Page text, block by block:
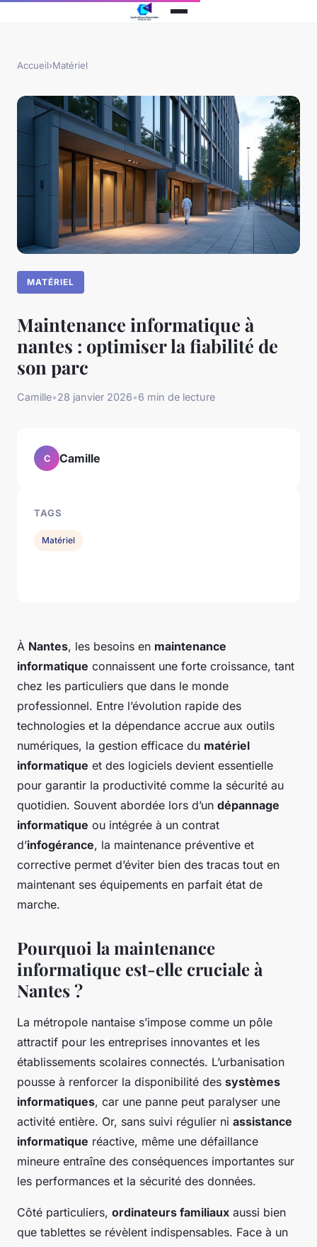
Accueil›Matériel
MATÉRIEL
Maintenance informatique à
nantes : optimiser la fiabilité de
son parc
Camille•28 janvier 2026•6 min de lecture
À Nantes, les besoins en maintenance
informatique connaissent une forte croissance, tant
chez les particuliers que dans le monde
professionnel. Entre l’évolution rapide des
technologies et la dépendance accrue aux outils
numériques, la gestion efficace du matériel
informatique et des logiciels devient essentielle
pour garantir la productivité comme la sécurité au
quotidien. Souvent abordée lors d’un dépannage
informatique ou intégrée à un contrat
d’infogérance, la maintenance préventive et
corrective permet d’éviter bien des tracas tout en
maintenant ses équipements en parfait état de
marche.
Pourquoi la maintenance
informatique est-elle cruciale à
Nantes ?
La métropole nantaise s’impose comme un pôle
attractif pour les entreprises innovantes et les
établissements scolaires connectés. L’urbanisation
pousse à renforcer la disponibilité des systèmes
informatiques, car une panne peut paralyser une
activité entière. Or, sans suivi régulier ni assistance
informatique réactive, même une défaillance
mineure entraîne des conséquences importantes sur
les performances et la sécurité des données.
Côté particuliers, ordinateurs familiaux aussi bien
que tablettes se révèlent indispensables. Face à un
C Camille
TAGS
Matériel